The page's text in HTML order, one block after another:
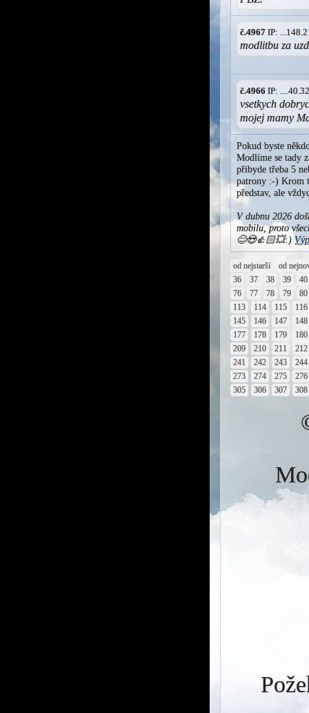
č.4967 IP:
modlitbu za
č.4966 IP:
vsetkych
mojej mamy
Pokud byste
Modlíme se tady
přibyde třeba 5
patrony :-) Krom
představ, ale
V dubnu 2026
mobilu, proto
😊😍👍🏻💥:)
od nejstarší
od
36
37 38 39
40
76
77 78 79
80
113
114 115
116
145
146 147
148
177
178 179
180
209
210 211
212
241
242 243
244
273
274 275
276
305
306 307 308